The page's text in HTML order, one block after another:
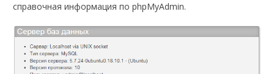
справочная информация по phpMyAdmin.